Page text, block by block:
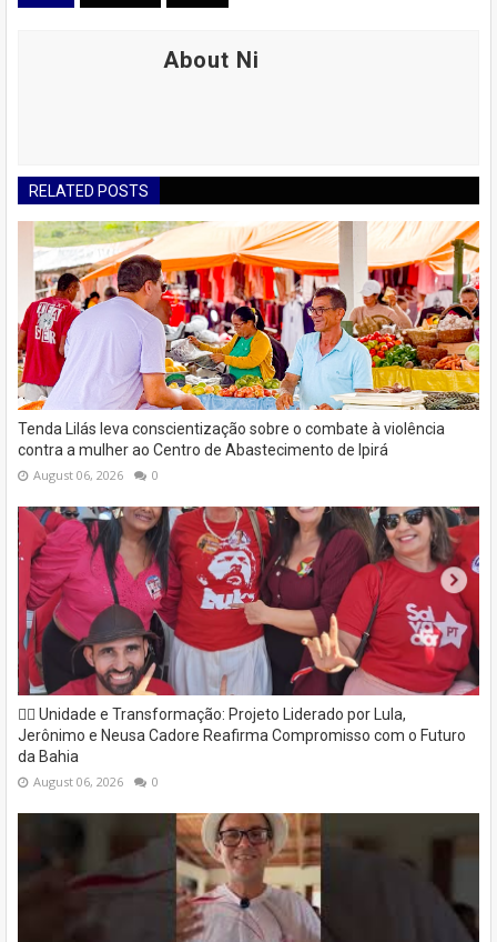
About Ni
RELATED POSTS
Tenda Lilás leva conscientização sobre o combate à violência
contra a mulher ao Centro de Abastecimento de Ipirá
August 06, 2026 0
✊🏽 Unidade e Transformação: Projeto Liderado por Lula,
Jerônimo e Neusa Cadore Reafirma Compromisso com o Futuro
da Bahia
August 06, 2026 0